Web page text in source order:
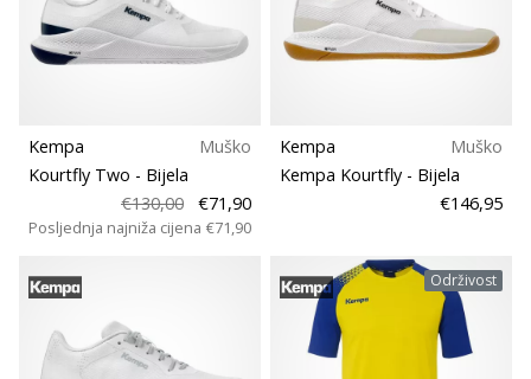
Prikaži
sve
članke
Kempa
Muško
Kourtfly Two - Bijela
€130,00
€71,90
Posljednja najniža cijena €71,90
Kempa
Muško
Kempa Kourtfly - Bijela
€146,95
Održivost